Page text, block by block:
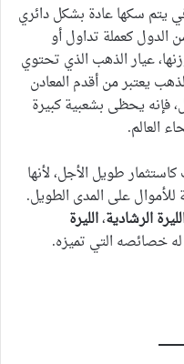
يتم سكها عادة بشكل دائري
الدول كعملة تداول أو
عيار الذهب الذي تحتوي
يعتبر من أقدم المعادن
فإنه يحظى بشعبية كبيرة
العالم.
طويل الأجل، لأنها
على المدى الطويل.
الرشادية،الليرة
خصائصه التي تميزه.